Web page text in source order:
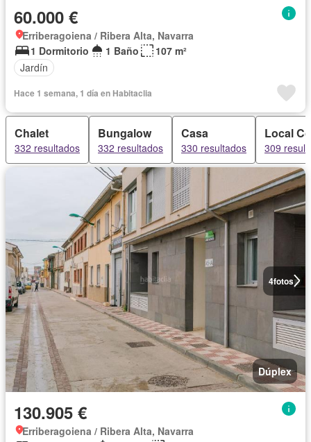
60.000 €
Erriberagoiena / Ribera Alta, Navarra
1 Dormitorio
1 Baño
107 m²
Jardín
Hace 1 semana, 1 día en Habitaclia
Chalet
332 resultados
Bungalow
332 resultados
Casa
330 resultados
Local
309
4fotos
Dúplex
130.905 €
Erriberagoiena / Ribera Alta, Navarra